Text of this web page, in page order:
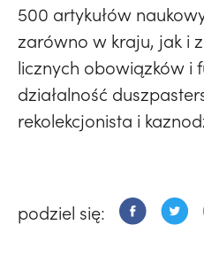
500 artykułów
zarówno w kraju, jak i
licznych obowiązków i
działalność
rekolekcjonista i
podziel się: